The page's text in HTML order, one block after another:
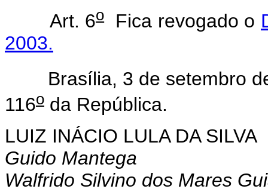
Art. 6oFica revogado o
2003.
Brasília, 3 de setembro
116o da República.
LUIZ INÁCIO LULA DA SILVA
Guido Mantega
Walfrido Silvino dos Mares